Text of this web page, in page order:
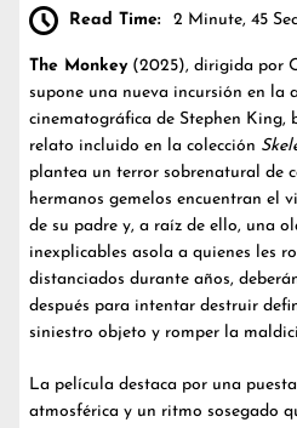
Read Time: 2 Minute, 45
The Monkey(2025), dirigida por
supone una nueva incursión en la
cinematográfica de Stephen King,
relato incluido en la colección
plantea un terror sobrenatural de
hermanos gemelos encuentran el
de su padre y, a raíz de ello, una
inexplicables asola a quienes les
distanciados durante años,
después para intentar destruir
siniestro objeto y romper la
La película destaca por una puesta
atmosférica y un ritmo sosegado